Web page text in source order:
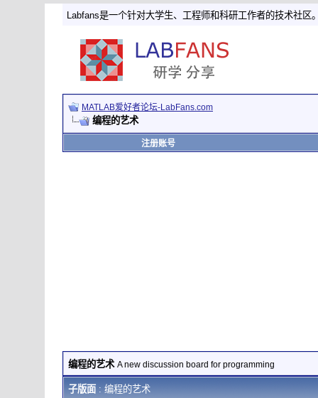
Labfans是一个针对大学生、工程师和科研工作者的技术社区
MATLAB爱好者论坛-LabFans.com
编程的艺术
注册账号
编程的艺术 A new discussion board for programming
子版面: 编程的艺术